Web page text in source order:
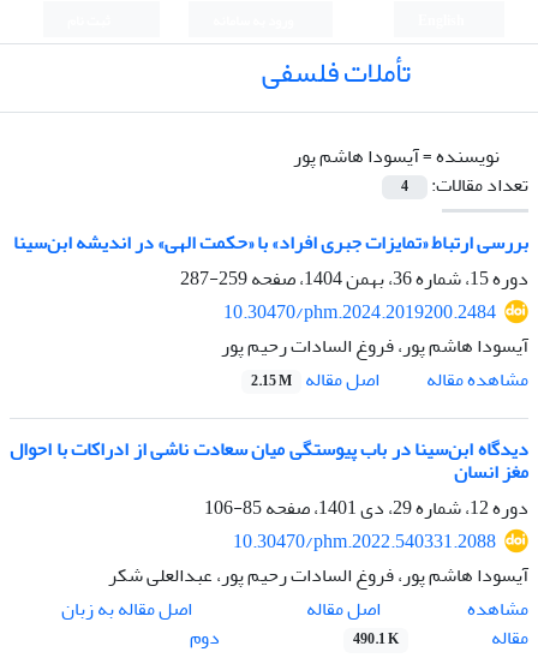
تأملات فلسفی
نویسنده =آیسودا هاشم پور
تعداد مقالات:
4
بررسی ارتباط «تمایزات جبری افراد» با «حکمت الهی» در اندیشه ابن‌سینا
دوره 15، شماره 36، بهمن 1404، صفحه
259-287
10.30470/phm.2024.2019200.2484
آیسودا هاشم پور، فروغ السادات رحیم پور
مشاهده مقاله
اصل مقاله 2.15 M
دیدگاه ابن‌سینا در باب پیوستگی میان سعادت ناشی از ادراکات با احوال
مغز انسان
دوره 12، شماره 29، دی 1401، صفحه
85-106
10.30470/phm.2022.540331.2088
آیسودا هاشم پور، فروغ السادات رحیم پور، عبدالعلی شکر
مشاهده
مقاله
اصل مقاله
490.1 K
اصل مقاله به زبان
دوم